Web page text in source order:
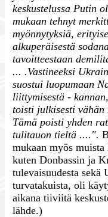
keskustelussa Putin
mukaan tehnyt
myönnytyksiä,
alkuperäisestä
tavoitteestaan
... .Vastineeksi
suostui luopumaan
liittymisestä -
toisti julkisesti vähän
Tämä poisti yhden
tulitauon tieltä ....".
mukaan myös
kuten Donbassin ja
tulevaisuudesta sekä
turvatakuista, oli
aikana tiiviitä
lähde.)